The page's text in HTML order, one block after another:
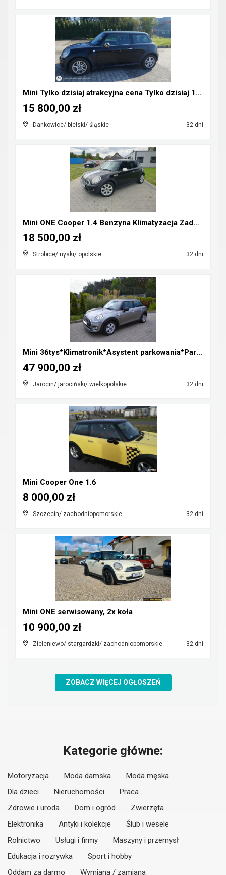
Mini Tylko dzisiaj atrakcyjna cena Tylko dzisiaj 1...
Dankowice/ bielski/ śląskie 32 dni
15 800,00 zł
Mini ONE Cooper 1.4 Benzyna Klimatyzacja Zadbany R...
Strobice/ nyski/ opolskie 32 dni
18 500,00 zł
Mini 36tys*Klimatronik*Asystent parkowania*Parki p...
Jarocin/ jarociński/ wielkopolskie 32 dni
47 900,00 zł
Mini Cooper One 1.6
Szczecin/ zachodniopomorskie 32 dni
8 000,00 zł
Mini ONE serwisowany, 2x koła
Zieleniewo/ stargardzki/ zachodniopomorskie 32 dni
10 900,00 zł
ZOBACZ WIĘCEJ OGŁOSZEŃ
Kategorie główne:
Motoryzacja Moda damska
Moda męska
Dla dzieci
Nieruchomości
Praca
Zdrowie i uroda
Dom i ogród
Zwierzęta
Elektronika
Antyki i kolekcje
Ślub i wesele
Rolnictwo
Usługi i firmy
Maszyny i przemysł
Edukacja i rozrywka
Sport i hobby
Oddam za darmo
Wymiana / zamiana